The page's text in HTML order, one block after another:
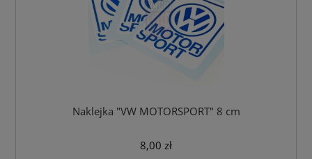
Naklejka "VW MOTORSPORT" 8 cm
8,00 zł